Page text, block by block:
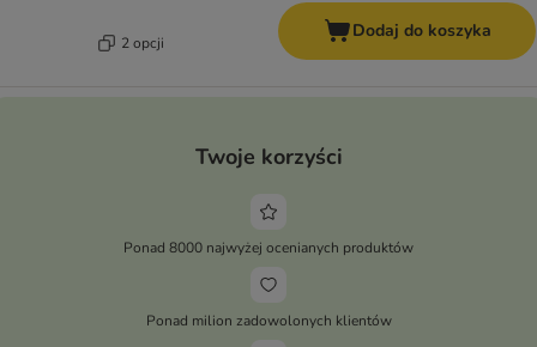
2 opcji
Dodaj do koszyka
Twoje korzyści
Ponad 8000 najwyżej ocenianych produktów
Ponad milion zadowolonych klientów